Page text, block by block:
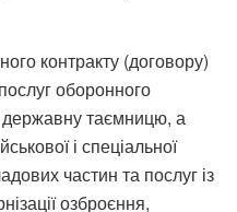
контракту (договору)
оборонного
таємницю, а
і спеціальної
частин та послуг із
озброєння,